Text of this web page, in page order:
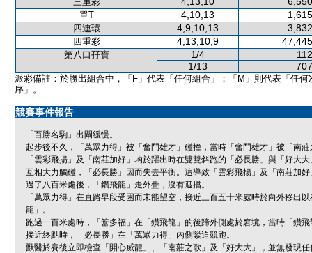
單T 4,10,13
四連環 4,9,10,13
四重彩 4,13,10,9
第八口孖寶 1/4
1/13
派彩備註：於勝出組合中，「F」代表「任何組合」；「M」則代表「任何
序」。
競賽事件報告
「百勝名駒」出閘緩慢。
起步後不久，「萬眾力得」被「奮鬥雄才」碰撞，當時「奮鬥雄才」被「南
「雲彩飛揚」及「南莊加好」均於躍出時在雙雙斜跑的「必長勝」與「好大
互相大力觸碰，「必長勝」因而失去平衡。這導致「雲彩飛揚」及「南莊加
過了八百米處後，「鑽飛龍」走外疊，沒有遮擋。
「萬眾力得」在直路早段受困而未能望空，接近三百五十米處時於向外移出
龍」。
跑過一百米處時，「簹多福」在「鑽飛龍」的後蹄外側處於窘境，當時「鑽
接近終點時，「必長勝」在「萬眾力得」內側緊迫競跑。
獸醫於賽後立即檢查「開心威龍」、「南莊之歌」及「好大大」，並無發現